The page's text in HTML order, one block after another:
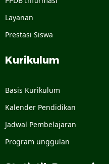
Layanan
Prestasi Siswa
Kurikulum
Basis Kurikulum
Kalender Pendidikan
Jadwal Pembelajaran
Program unggulan